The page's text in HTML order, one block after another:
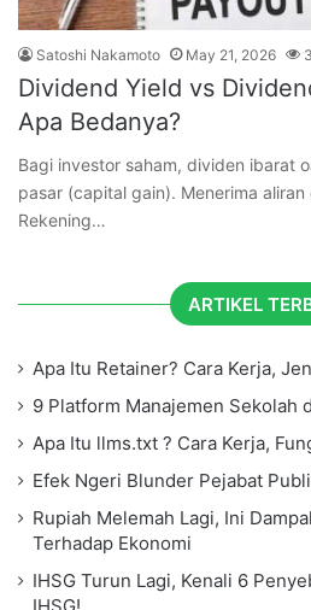
Satoshi Nakamoto May 21, 2026
Dividend Yield vs
Apa Bedanya?
Bagi investor saham, dividen ibarat
pasar (capital gain). Menerima
Rekening…
ARTIKEL
Apa Itu Retainer? Cara Kerja,
9 Platform Manajemen Sekolah
Apa Itu llms.txt ? Cara Kerja,
Efek Ngeri Blunder Pejabat
Rupiah Melemah Lagi, Ini
Terhadap Ekonomi
IHSG Turun Lagi, Kenali 6